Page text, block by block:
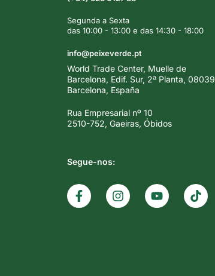
Segunda a Sexta
das 10:00 - 13:00 e das 14:30 - 18:00
info@peixeverde.pt
World Trade Center, Muelle de
Barcelona, Edif. Sur, 2ª Planta, 08039
Barcelona, España
Rua Empresarial nº 10
2510-752, Gaeiras, Óbidos
Segue-nos: